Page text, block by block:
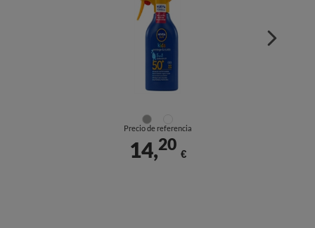
Precio de referencia
14,20
€